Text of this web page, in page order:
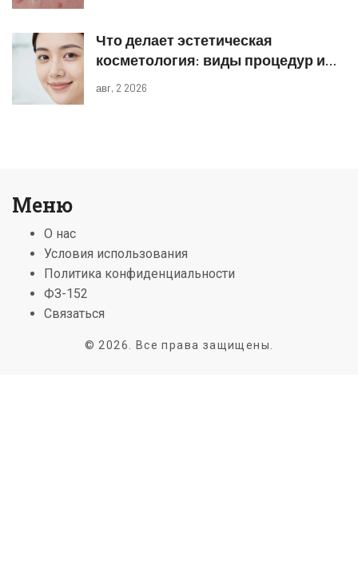
Что делает эстетическая
косметология: виды процедур и
реальные результаты
авг, 2 2026
Меню
О нас
Условия использования
Политика конфиденциальности
ФЗ-152
Связаться
© 2026. Все права защищены.